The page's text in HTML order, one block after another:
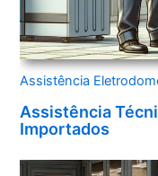
Assistência
Assistência
Importados